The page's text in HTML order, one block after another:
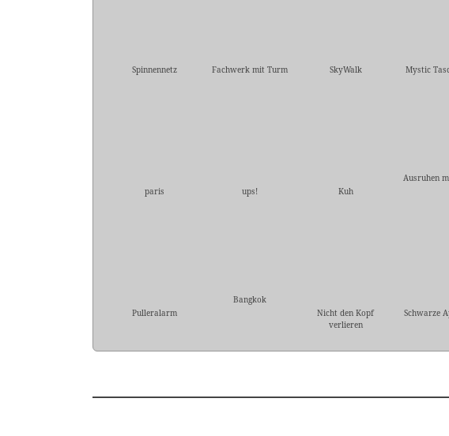
Spinnennetz Fachwerk mit Turm SkyWalk Mystic
paris ups! Kuh
Ausruhen
Pulleralarm
Bangkok
Nicht den Kopf
verlieren
Schwarze